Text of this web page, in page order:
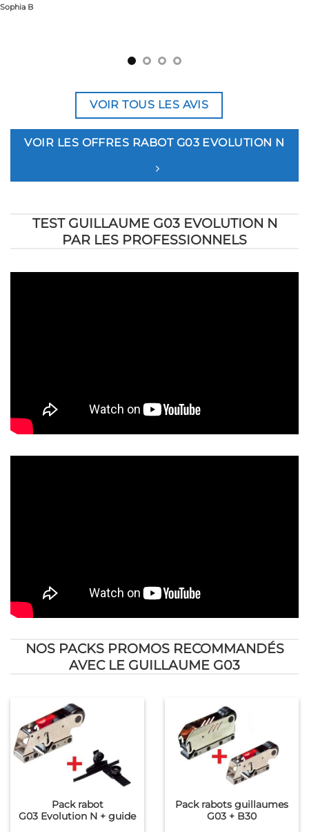
Sophia B
VOIR TOUS LES AVIS
VOIR LES OFFRES RABOT G03 EVOLUTION N
TEST GUILLAUME G03 EVOLUTION N
PAR LES PROFESSIONNELS
NOS PACKS PROMOS RECOMMANDÉS
AVEC LE GUILLAUME G03
Pack rabot
G03 Evolution N + guide
Pack rabots guillaumes
G03 + B30